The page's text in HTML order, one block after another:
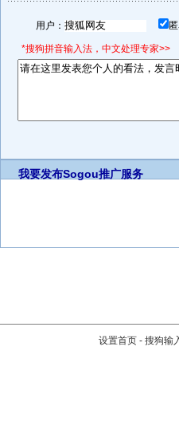
用户：
*搜狗拼音输入法，中文处理专家>>
我要发布Sogou推广服务
设置首页 - 搜狗输